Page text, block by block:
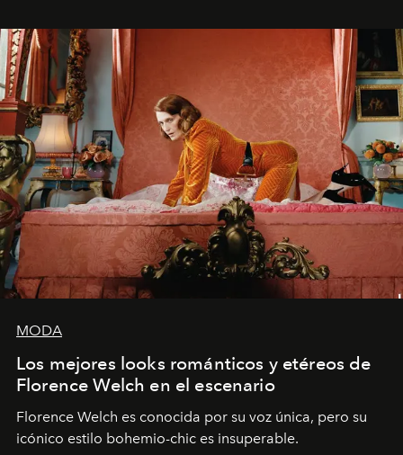
MODA
Los mejores looks románticos y etéreos de
Florence Welch en el escenario
Florence Welch es conocida por su voz única, pero su
icónico estilo bohemio-chic es insuperable.